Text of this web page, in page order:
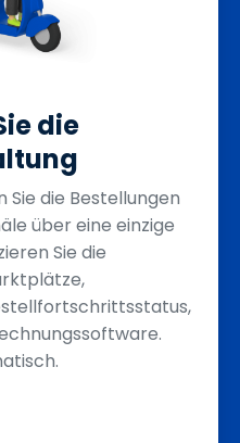
die
die Bestellungen
über eine einzige
Sie die